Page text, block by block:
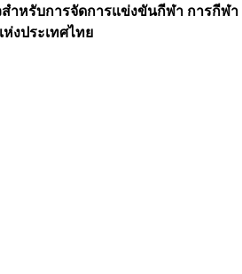
ำหรับการจัดการแข่งขันกีฬา การกีฬา
ห่งประเทศไทย